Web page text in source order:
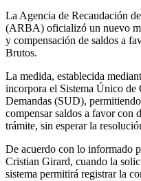
La Agencia de Recaudación
(ARBA) oficializó un nuevo
y compensación de saldos a
Brutos.
La medida, establecida
incorpora el Sistema Único de
Demandas (SUD),
compensar saldos a favor con
trámite, sin esperar la
De acuerdo con lo informado
Cristian Girard, cuando la
sistema permitirá registrar la